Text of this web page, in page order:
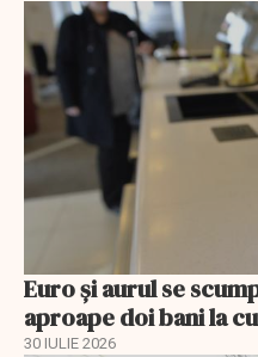
Euro și aurul se
aproape doi bani la
30 IULIE 2026